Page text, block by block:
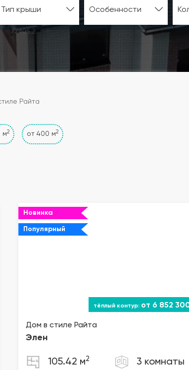
Тип крыши Особенности
Райта
м2 от 400 м2
Новинка
Популярный
от 6 852
Дом в стиле Райта
Элен
105.42 м2 3 комнаты